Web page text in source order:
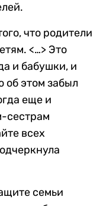
что родители
<…> Это
и бабушки, и
об этом забыл
еще и
сестрам
всех
семьи